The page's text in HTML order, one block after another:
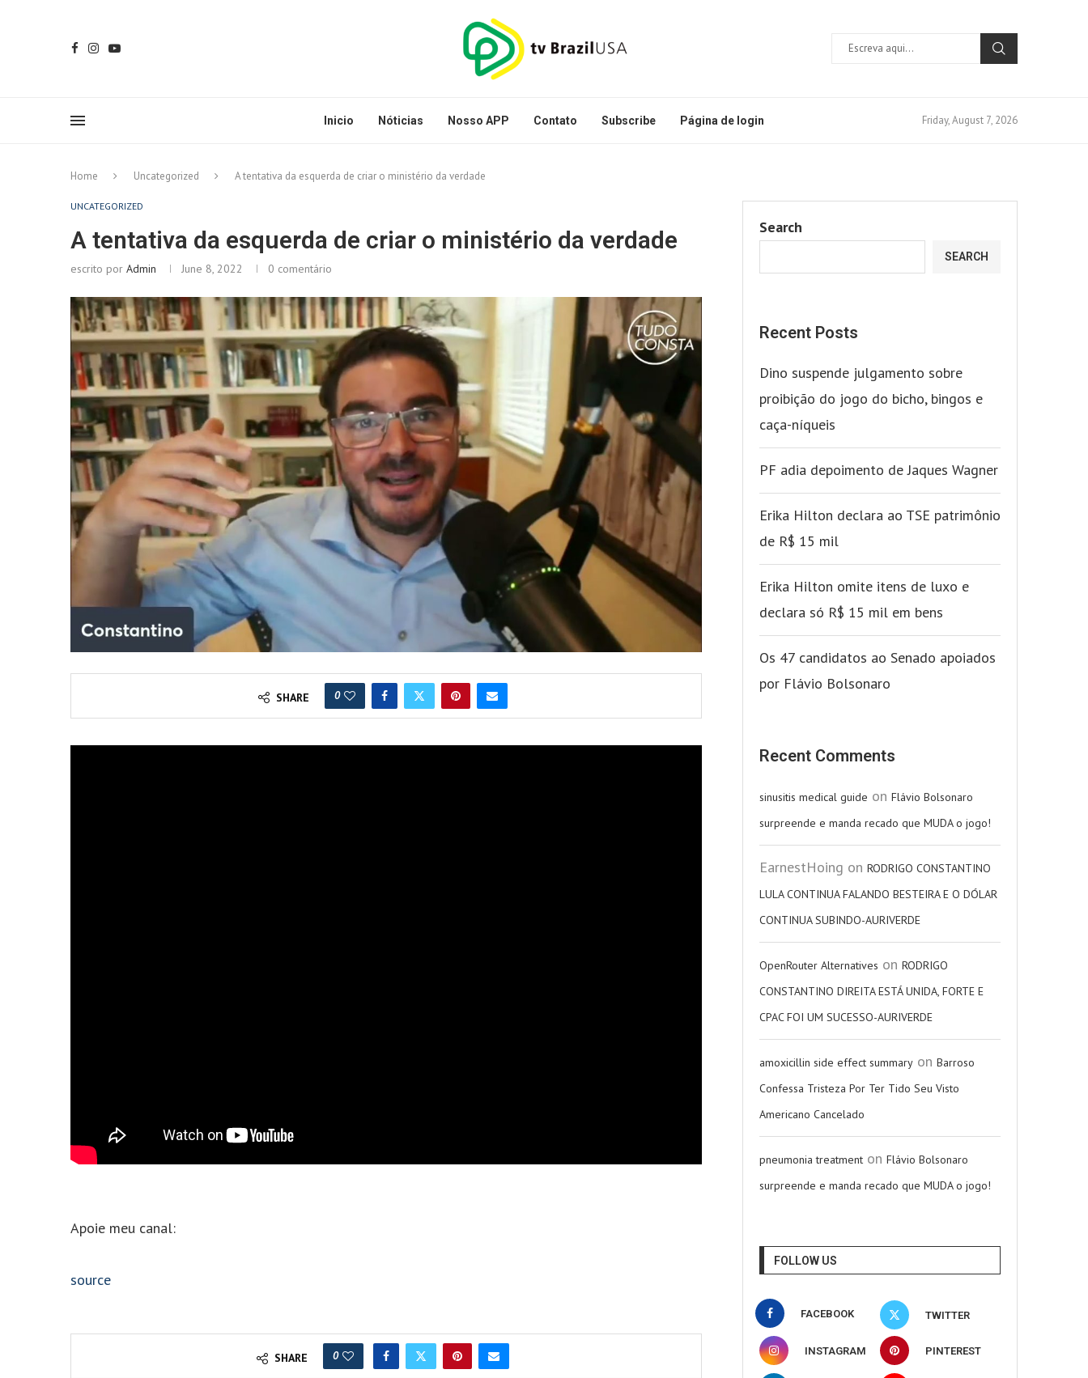
Inicio Nóticias Nosso APP Contato Subscribe Página de login Friday, August 7, 2026
Home Uncategorized A tentativa da esquerda de criar o ministério da verdade
UNCATEGORIZED
A tentativa da esquerda de criar o ministério da verdade
escrito por Admin June 8, 2022 0 comentário
SHARE 0
Apoie meu canal:
source
SHARE 0
Search
SEARCH
Recent Posts
Dino suspende julgamento sobre
proibição do jogo do bicho, bingos e
caça-níqueis
PF adia depoimento de Jaques Wagner
Erika Hilton declara ao TSE patrimônio
de R$ 15 mil
Erika Hilton omite itens de luxo e
declara só R$ 15 mil em bens
Os 47 candidatos ao Senado apoiados
por Flávio Bolsonaro
Recent Comments
sinusitis medical guide on Flávio Bolsonaro
surpreende e manda recado que MUDA o jogo!
EarnestHoing on RODRIGO CONSTANTINO
LULA CONTINUA FALANDO BESTEIRA E O DÓLAR
CONTINUA SUBINDO-AURIVERDE
OpenRouter Alternatives on RODRIGO
CONSTANTINO DIREITA ESTÁ UNIDA, FORTE E
CPAC FOI UM SUCESSO-AURIVERDE
amoxicillin side effect summary on Barroso
Confessa Tristeza Por Ter Tido Seu Visto
Americano Cancelado
pneumonia treatment on Flávio Bolsonaro
surpreende e manda recado que MUDA o jogo!
FOLLOW US
FACEBOOK TWITTER
INSTAGRAM PINTEREST